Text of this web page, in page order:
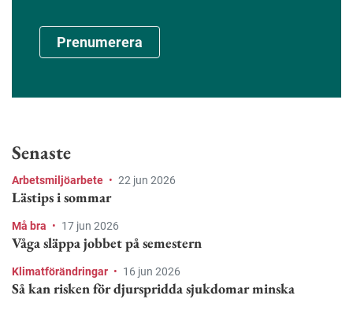
Prenumerera
Senaste
Arbetsmiljöarbete • 22 jun 2026
Lästips i sommar
Må bra • 17 jun 2026
Våga släppa jobbet på semestern
Klimatförändringar • 16 jun 2026
Så kan risken för djurspridda sjukdomar minska